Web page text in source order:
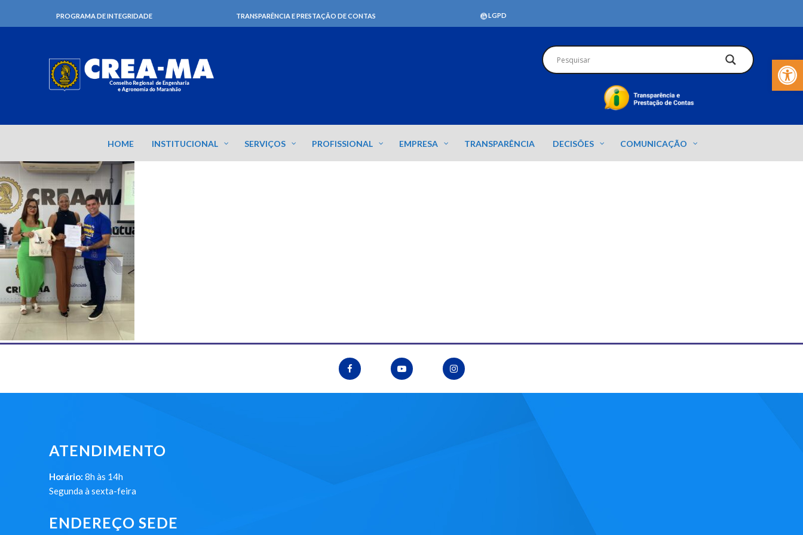
Barra de
PROGRAMA DE INTEGRIDADE TRANSPARÊNCIA E PRESTAÇÃO DE CONTAS LGPD
HOME INSTITUCIONAL SERVIÇOS PROFISSIONAL EMPRESA TRANSPARÊNCIA DECISÕES COMUNICAÇÃO
ATENDIMENTO
Horário: 8h às 14h
Segunda à sexta-feira
ENDEREÇO SEDE